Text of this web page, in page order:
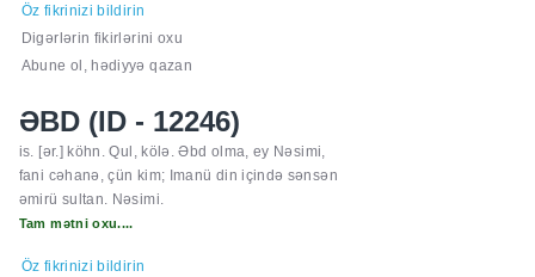
Öz fikrinizi bildirin
Digərlərin fikirlərini oxu
Abune ol, hədiyyə qazan
ƏBD (ID - 12246)
is. [ər.] köhn. Qul, kölə. Əbd olma, ey Nəsimi,
fani cəhanə, çün kim; Imanü din içində sənsən
əmirü sultan. Nəsimi.
Tam mətni oxu....
Öz fikrinizi bildirin